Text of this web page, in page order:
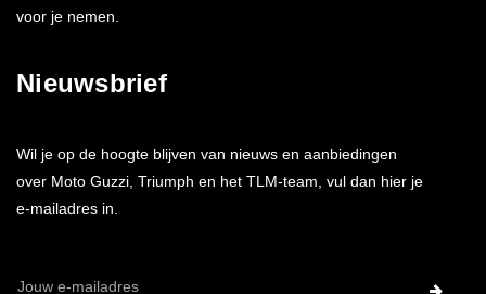
voor je nemen.
Nieuwsbrief
Wil je op de hoogte blijven van nieuws en aanbiedingen
over Moto Guzzi, Triumph en het TLM-team, vul dan hier je
e-mailadres in.
E-